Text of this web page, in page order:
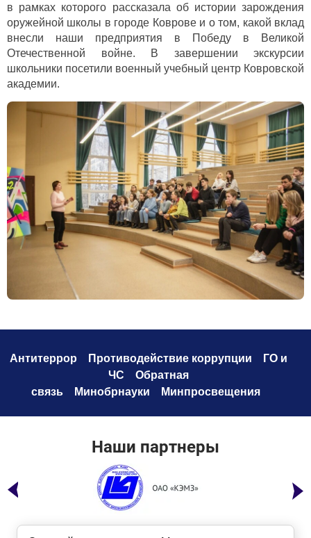
в рамках которого рассказала об истории зарождения
оружейной школы в городе Коврове и о том, какой вклад
внесли наши предприятия в Победу в Великой
Отечественной войне. В завершении экскурсии
школьники посетили военный учебный центр Ковровской
академии.
Антитеррор Противодействие коррупции
ГО и
ЧС
Обратная
связь
Минобрнауки Минпросвещения
Наши партнеры